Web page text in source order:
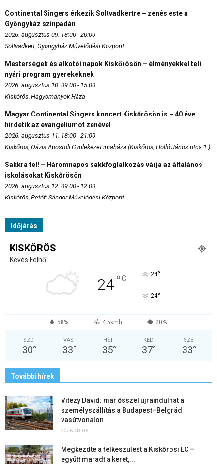
Continental Singers érkezik Soltvadkertre – zenés este a
Gyöngyház színpadán
2026. augusztus 09. 18:00 - 20:00
Soltvadkert, Gyöngyház Művelődési Központ
Mesterségek és alkotói napok Kiskőrösön – élményekkel teli
nyári program gyerekeknek
2026. augusztus 10. 09:00 - 15:00
Kiskőrös, Hagyományok Háza
Magyar Continental Singers koncert Kiskőrösön is – 40 éve
hirdetik az evangéliumot zenével
2026. augusztus 11. 18:00 - 21:00
Kiskőrös, Oázis Apostoli Gyülekezet imaháza (Kiskőrös, Holló János utca 1.)
Sakkra fel! – Háromnapos sakkfoglalkozás várja az általános
iskolásokat Kiskőrösön
2026. augusztus 12. 09:00 - 12:00
Kiskőrös, Petőfi Sándor Művelődési Központ
Időjárás
KISKŐRÖS
Kevés Felhő
24°C 24°
24°
58% 4.5kmh 20%
SZO
30°
VAS
33°
HÉT
35°
KED
37°
SZE
33°
További hírek
Vitézy Dávid: már ősszel újraindulhat a
személyszállítás a Budapest–Belgrád
vasútvonalon
2026-08-06
Megkezdte a felkészülést a Kiskőrösi LC –
együtt maradt a keret,...